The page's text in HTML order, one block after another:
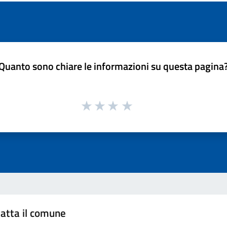
sono chiare le informazioni su questa
il comune